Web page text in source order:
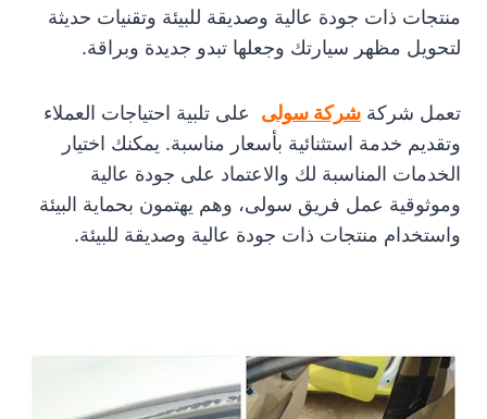
منتجات ذات جودة عالية وصديقة للبيئة وتقنيات حديثة
لتحويل مظهر سيارتك وجعلها تبدو جديدة وبراقة.
تعمل شركة شركة سولى على تلبية احتياجات العملاء
وتقديم خدمة استثنائية بأسعار مناسبة. يمكنك اختيار
الخدمات المناسبة لك والاعتماد على جودة عالية
وموثوقية عمل فريق سولى، وهم يهتمون بحماية البيئة
واستخدام منتجات ذات جودة عالية وصديقة للبيئة.